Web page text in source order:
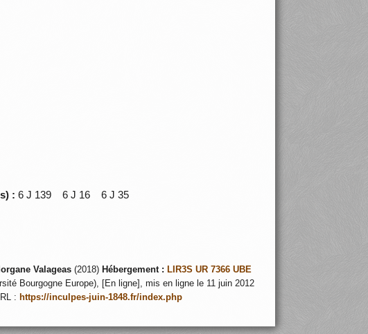
: 6 J 139 6 J 16 6 J 35
Valageas(2018) Hébergement : LIR3S UR 7366 UBE
Bourgogne Europe), [En ligne], mis en ligne le 11 juin 2012
: https://inculpes-juin-1848.fr/index.php